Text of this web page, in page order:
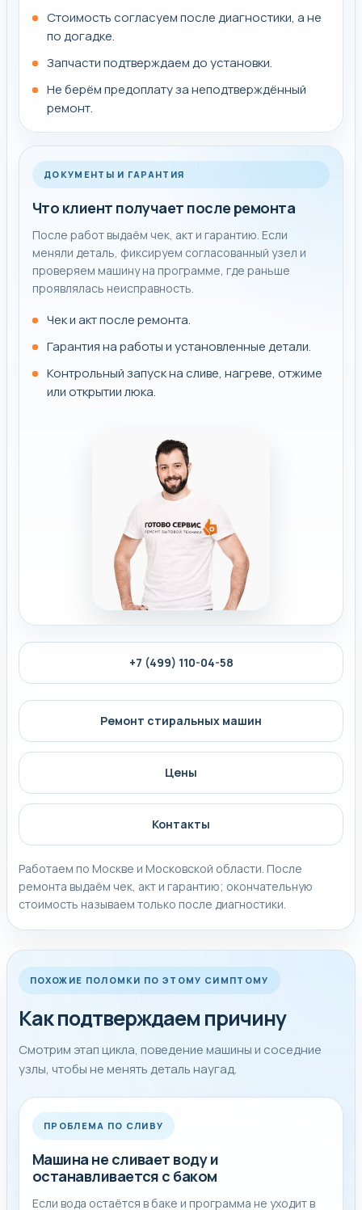
Если уже видите похожую поломку, можно сразу
открыть соседние страницы:
Ремонт стиральных машин.
Стоимость согласуем после диагностики, а не
по догадке.
Запчасти подтверждаем до установки.
Не берём предоплату за неподтверждённый
ремонт.
ДОКУМЕНТЫ И ГАРАНТИЯ
Что клиент получает после ремонта
После работ выдаём чек, акт и гарантию. Если
меняли деталь, фиксируем согласованный узел и
проверяем машину на программе, где раньше
проявлялась неисправность.
Чек и акт после ремонта.
Гарантия на работы и установленные детали.
Контрольный запуск на сливе, нагреве, отжиме
или открытии люка.
+7 (499) 110-04-58
Ремонт стиральных машин
Цены
Контакты
Работаем по Москве и Московской области. После
ремонта выдаём чек, акт и гарантию; окончательную
стоимость называем только после диагностики.
ПОХОЖИЕ ПОЛОМКИ ПО ЭТОМУ СИМПТОМУ
Как подтверждаем причину
Смотрим этап цикла, поведение машины и соседние
узлы, чтобы не менять деталь наугад.
ПРОБЛЕМА ПО СЛИВУ
Машина не сливает воду и
останавливается с баком
Если вода остаётся в баке и программа не уходит в